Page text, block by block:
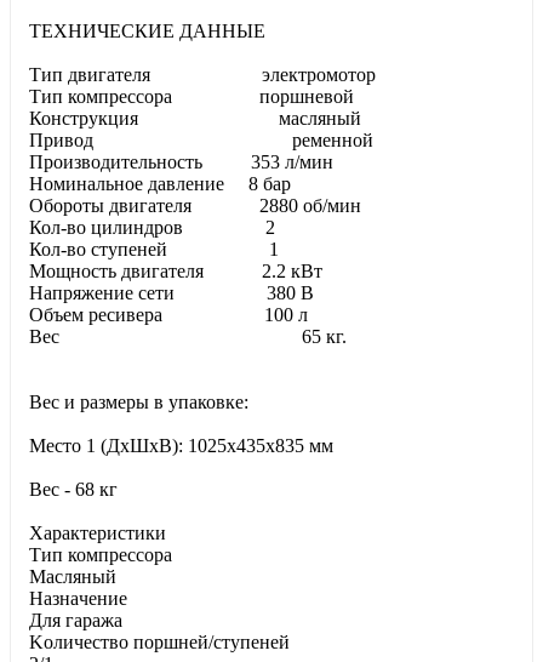
ТЕХНИЧЕСКИЕ ДАННЫЕ
Тип двигателя электромотор
Тип компрессора поршневой
Конструкция масляный
Привод ременной
Производительность 353 л/мин
Номинальное давление 8 бар
Обороты двигателя 2880 об/мин
Кол-во цилиндров 2
Кол-во ступеней 1
Мощность двигателя 2.2 кВт
Напряжение сети 380 В
Объем ресивера 100 л
Вес 65 кг.
Вес и размеры в упаковке:
Место 1 (ДхШхВ): 1025x435x835 мм
Вес - 68 кг
Характеристики
Тип компрессора
Масляный
Haзнaчeниe
Для гapaжa
Koличecтвo пopшнeй/cтупeнeй